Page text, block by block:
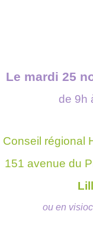
Le mardi 25
de 9h
Conseil régional
151 avenue du
ou en